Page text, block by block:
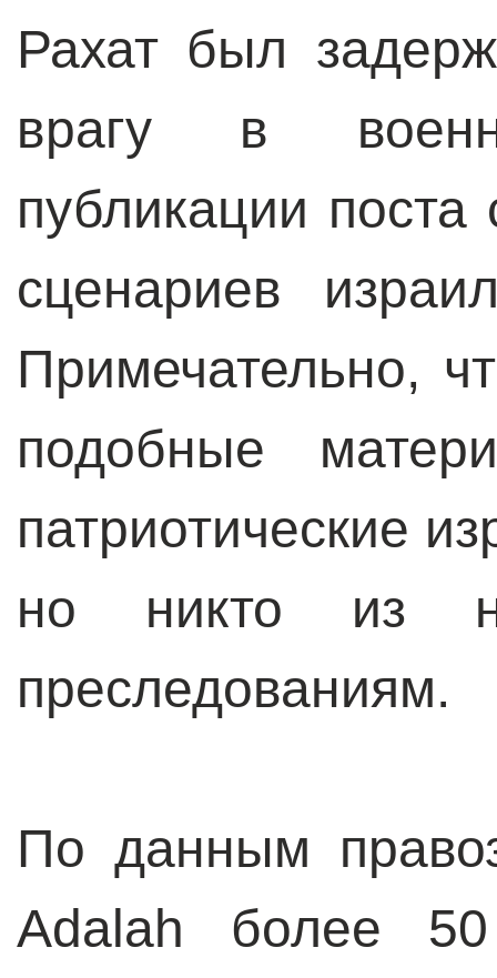
Рахат был
врагу в
публикации
сценариев
Примечательно,
подобные
патриотические
но никто из
преследованиям.
По данным
Adalah более 50